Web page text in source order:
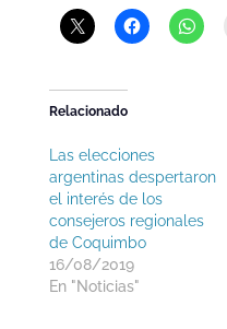
Relacionado
Las elecciones
argentinas despertaron
el interés de los
consejeros regionales
de Coquimbo
16/08/2019
En "Noticias"